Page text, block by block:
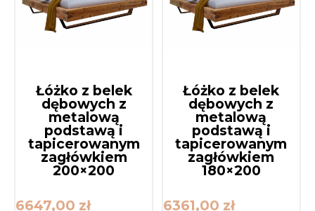
Łóżko z belek
dębowych z
metalową
podstawą i
tapicerowanym
zagłówkiem
200×200
6647,00 zł
Łóżko z belek
dębowych z
metalową
podstawą i
tapicerowanym
zagłówkiem
180×200
6361,00 zł